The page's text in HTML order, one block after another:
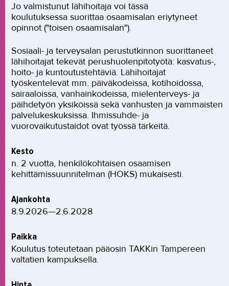
Jo valmistunut lähihoitaja voi tässä
koulutuksessa suorittaa osaamisalan eriytyneet
opinnot ("toisen osaamisalan").
Sosiaali- ja terveysalan perustutkinnon suorittaneet
lähihoitajat tekevät perushuolenpitotyötä: kasvatus-,
hoito- ja kuntoutustehtäviä. Lähihoitajat
työskentelevät mm. päiväkodeissa, kotihoidossa,
sairaaloissa, vanhainkodeissa, mielenterveys- ja
päihdetyön yksiköissä sekä vanhusten ja vammaisten
palvelukeskuksissa. Ihmissuhde- ja
vuorovaikutustaidot ovat työssä tärkeitä.
Kesto
n. 2 vuotta, henkilökohtaisen osaamisen
kehittämissuunnitelman (HOKS) mukaisesti.
Ajankohta
8.9.2026—2.6.2028
Paikka
Koulutus toteutetaan pääosin TAKKin Tampereen
valtatien kampuksella.